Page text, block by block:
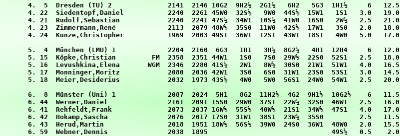
4.  5  Dresden (TU) 2              2141  2146 10G2  9H2½  2G1½   6H2   5G3  1H1½     6   12.5
4. 22  Siedentopf,Daniel           2240  2261 45W0  32S½   9W0  44S½  15W1   1S1   3.0   19.0
4. 21  Rudolf,Sebastian            2240  2241 47S½  34W1  10S½  41W0  16S0   2W½   2.5   21.0
4. 23  Zimmermann,René             2113  2079 48W½  35S0  11W0  42S½  17W1   3S0   2.0   18.0
4. 24  Kunze,Christopher           1969  2003 49S1  36W1  12S1  43W1  18S1   4W0   5.0   17.0
5.  4  München (LMU) 1             2204  2160  6G3   1H1   3H½  8G2½   4H1  12H4     6   12.0
5. 15  Köpke,Christian         FM  2358  2351 44W1   1S0   7S0  29W½  22S0  52S1   2.5   18.0
5. 16  Levushkina,Elena       WGM  2346  2280 41S½   2W1   8W½  30S0  21W1  51W1   4.0   16.5
5. 17  Monninger,Moritz            2080  2036 42W1   3S0   6S0  31W1  23S0  53S1   3.0   14.5
5. 18  Meier,Desiderius            2032  1973 43S½   4W0   5W0  56S1  24W0  54W1   2.5   20.0
6.  8  Münster (Uni) 1             2087  2024  5H1   8G2  11H2½  4G2  9H1½  10G2½    6   11.5
6. 44  Werner,Daniel               2161  2091 15S0  29W0  37S1  22W½  32S0  46W1   2.5   16.0
6. 41  Rehfeldt,Frank              2073  2037 16W½  55S½  40W½  21S1  34W½  47S1   4.0   17.0
6. 42  Hokamp,Sascha               2076  2017 17S0  31W1  38S1  23W½  35S0         2.5   11.5
6. 43  Herud,Martin                2018  1951 18W½  56S½  39W0  24S0  36W1  48W0   2.0   15.5
6. 59  Webner,Dennis               2038  1895                               49S½   0.5    2.0